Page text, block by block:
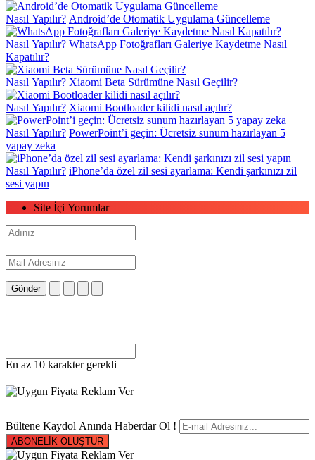
Nasıl Yapılır? Android’de Otomatik Uygulama Güncelleme
Nasıl Yapılır? WhatsApp Fotoğrafları Galeriye Kaydetme Nasıl
Kapatılır?
Nasıl Yapılır? Xiaomi Beta Sürümüne Nasıl Geçilir?
Nasıl Yapılır? Xiaomi Bootloader kilidi nasıl açılır?
Nasıl Yapılır? PowerPoint’i geçin: Ücretsiz sunum hazırlayan 5
yapay zeka
Nasıl Yapılır? iPhone’da özel zil sesi ayarlama: Kendi şarkınızı zil
sesi yapın
Site İçi Yorumlar
Gönder
En az 10 karakter gerekli
Bültene Kaydol Anında Haberdar Ol !
ABONELİK OLUŞTUR